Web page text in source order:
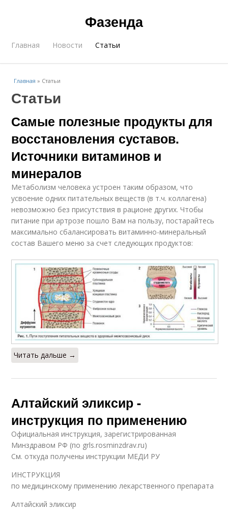
Фазенда
Главная Новости Статьи
Главная » Статьи
Статьи
Самые полезные продукты для
восстановления суставов.
Источники витаминов и
минералов
Метаболизм человека устроен таким образом, что
усвоение одних питательных веществ (в т.ч. коллагена)
невозможно без присутствия в рационе других. Чтобы
питание при артрозе пошло Вам на пользу, постарайтесь
максимально сбалансировать витаминно-минеральный
состав Вашего меню за счет следующих продуктов:
Читать дальше →
Алтайский эликсир -
инструкция по применению
Официальная инструкция, зарегистрированная
Минздравом РФ (по grls.rosminzdrav.ru)
См. откуда получены инструкции МЕДИ РУ
ИНСТРУКЦИЯ
по медицинскому применению лекарственного препарата
Алтайский эликсир